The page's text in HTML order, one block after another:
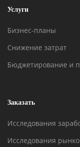
Услуги
Бизнес-планы
Снижение затрат
Бюджетирование и
Заказать
Исследования
Исследования